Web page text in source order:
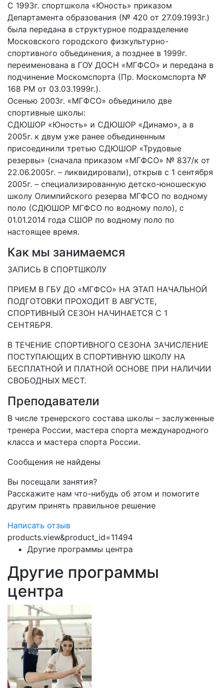
С 1993г. спортшкола «Юность» приказом
Департамента образования (№ 420 от 27.09.1993г.)
была передана в структурное подразделение
Московского городского физкультурно-
спортивного объединения, а позднее в 1999г.
переименована в ГОУ ДОСН «МГФСО» и передана в
подчинение Москомспорта (Пр. Москомспорта №
168 РМ от 03.03.1999г.).
Осенью 2003г. «МГФСО» объединило две
спортивные школы:
СДЮШОР «Юность» и СДЮШОР «Динамо», а в
2005г. к двум уже ранее объединенным
присоединили третью СДЮШОР «Трудовые
резервы» (сначала приказом «МГФСО» № 837/к от
22.06.2005г. – ликвидировали), открыв с 1 сентября
2005г. – специализированную детско-юношескую
школу Олимпийского резерва МГФСО по водному
поло (СДЮШОР МГФСО по водному поло), с
01.01.2014 года СШОР по водному поло по
настоящее время.
Как мы занимаемся
ЗАПИСЬ В СПОРТШКОЛУ
ПРИЕМ В ГБУ ДО «МГФСО» НА ЭТАП НАЧАЛЬНОЙ
ПОДГОТОВКИ ПРОХОДИТ В АВГУСТЕ,
СПОРТИВНЫЙ СЕЗОН НАЧИНАЕТСЯ С 1
СЕНТЯБРЯ.
В ТЕЧЕНИЕ СПОРТИВНОГО СЕЗОНА ЗАЧИСЛЕНИЕ
ПОСТУПАЮЩИХ В СПОРТИВНУЮ ШКОЛУ НА
БЕСПЛАТНОЙ И ПЛАТНОЙ ОСНОВЕ ПРИ НАЛИЧИИ
СВОБОДНЫХ МЕСТ.
Преподаватели
В числе тренерского состава школы – заслуженные
тренера России, мастера спорта международного
класса и мастера спорта России.
Сообщения не найдены
Вы посещали занятия?
Расскажите нам что-нибудь об этом и помогите
другим принять правильное решение
Написать отзыв
products.view&product_id=11494
Другие программы центра
Другие программы
центра